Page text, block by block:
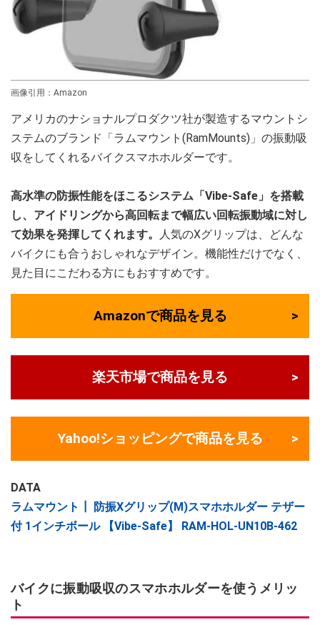
画像引用：Amazon
アメリカのナショナルプロダクツ社が製造するマウントシ
ステムのブランド「ラムマウント(RamMounts)」の振動吸
収をしてくれるバイクスマホホルダーです。
高水準の防振性能をほこるシステム「Vibe-Safe」を搭載
し、アイドリングから高回転まで幅広い回転振動域に対し
て効果を発揮してくれます。
人気のXグリップは、どんな
バイクにも合うおしゃれなデザイン。機能性だけでなく、
見た目にこだわる方にもおすすめです。
Amazonで商品を見る
楽天市場で商品を見る
Yahoo!ショッピングで商品を見る
DATA
ラムマウント┃ 防振Xグリップ(M)スマホホルダー テザー
付 1インチボール 【Vibe-Safe】 RAM-HOL-UN10B-462
バイクに振動吸収のスマホホルダーを使うメリッ
ト